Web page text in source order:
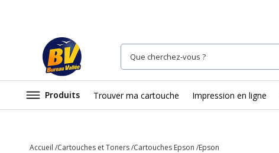
Produits Trouver ma cartouche Impression en ligne
Accueil Cartouches et Toners Cartouches Epson Epson